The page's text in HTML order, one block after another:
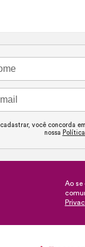
você concorda
nossa
Ao se